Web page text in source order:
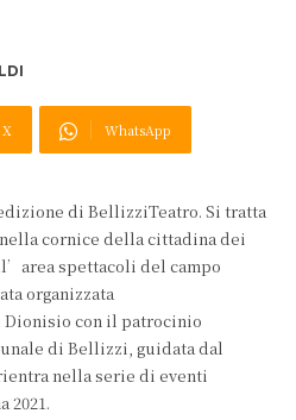
X WhatsApp
di BellizziTeatro. Si tratta
cornice della cittadina dei
spettacoli del campo
organizzata
con il patrocinio
di Bellizzi, guidata dal
nella serie di eventi
2021.